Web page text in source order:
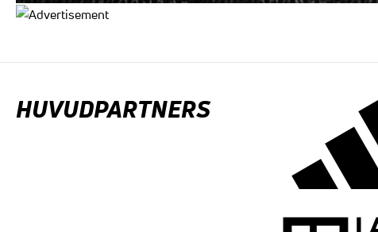
HUVUDPARTNERS